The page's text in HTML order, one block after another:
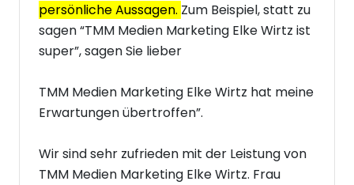
persönliche Aussagen. Zum Beispiel, statt zu
sagen “TMM Medien Marketing Elke Wirtz ist
super”, sagen Sie lieber
TMM Medien Marketing Elke Wirtz hat meine
Erwartungen übertroffen”.
Wir sind sehr zufrieden mit der Leistung von
TMM Medien Marketing Elke Wirtz. Frau